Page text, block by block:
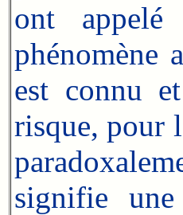
ont appelé
phénomène
est connu
risque, pour
signifie